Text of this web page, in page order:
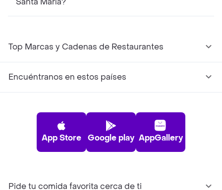
Top Marcas y Cadenas de Restaurantes
Encuéntranos en estos países
App Store Google play AppGallery
Pide tu comida favorita cerca de ti